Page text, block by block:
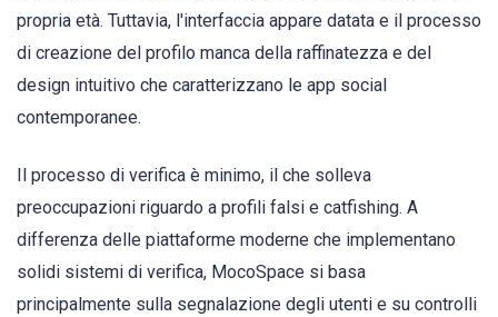
propria età. Tuttavia, l'interfaccia appare datata e il processo
di creazione del profilo manca della raffinatezza e del
design intuitivo che caratterizzano le app social
contemporanee.
Il processo di verifica è minimo, il che solleva
preoccupazioni riguardo a profili falsi e catfishing. A
differenza delle piattaforme moderne che implementano
solidi sistemi di verifica, MocoSpace si basa
principalmente sulla segnalazione degli utenti e su controlli